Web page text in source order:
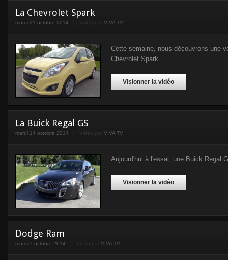
La Chevrolet Spark
mardi 21 octobre 2014 | Vidéo par VIVA TV
Cette semaine, nous découvrons une
Chevrolet Spark....
Visionner la vidéo
La Buick Regal GS
mardi 14 octobre 2014 | Vidéo par VIVA TV
Aujourd'hui à l'essai, une Buick Regal
Visionner la vidéo
Dodge Ram
mardi 7 octobre 2014 | Vidéo par VIVA TV